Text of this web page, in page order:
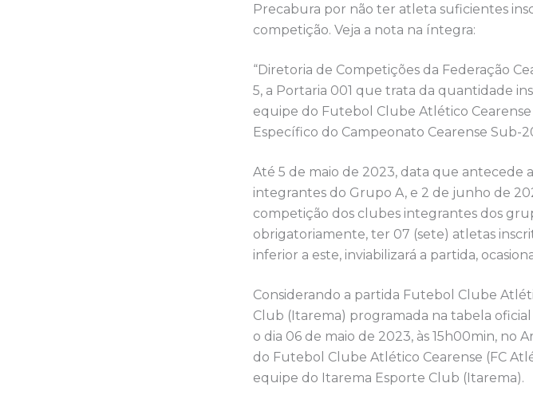
Precabura por não ter atleta suficientes
competição. Veja a nota na íntegra:
“Diretoria de Competições da Federação
5, a Portaria 001 que trata da quantidade
equipe do Futebol Clube Atlético
Específico do Campeonato Cearense Sub-
Até 5 de maio de 2023, data que antecede
integrantes do Grupo A, e 2 de junho de
competição dos clubes integrantes dos
obrigatoriamente, ter 07 (sete) atletas
inferior a este, inviabilizará a partida,
Considerando a partida Futebol Clube
Club (Itarema) programada na tabela
o dia 06 de maio de 2023, às 15h00min, no
do Futebol Clube Atlético Cearense (FC
equipe do Itarema Esporte Club (Itarema).